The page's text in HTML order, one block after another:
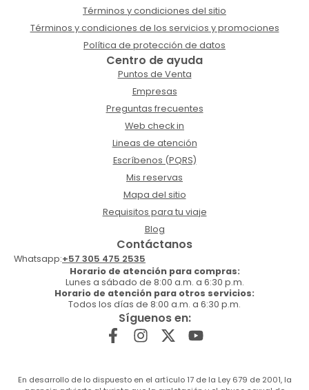
Términos y condiciones del sitio
Términos y condiciones de los servicios y promociones
Política de protección de datos
Centro de ayuda
Puntos de Venta
Empresas
Preguntas frecuentes
Web check in
Lineas de atención
Escríbenos (PQRS)
Mis reservas
Mapa del sitio
Requisitos para tu viaje
Blog
Contáctanos
Whatsapp:+57 305 475 2535
Horario de atención para compras:
Lunes a sábado de 8:00 a.m. a 6:30 p.m.
Horario de atención para otros servicios:
Todos los días de 8:00 a.m. a 6:30 p.m.
Síguenos en:
En desarrollo de lo dispuesto en el artículo 17 de la Ley 679 de 2001, la